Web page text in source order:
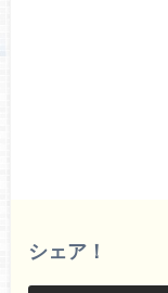
シェア！